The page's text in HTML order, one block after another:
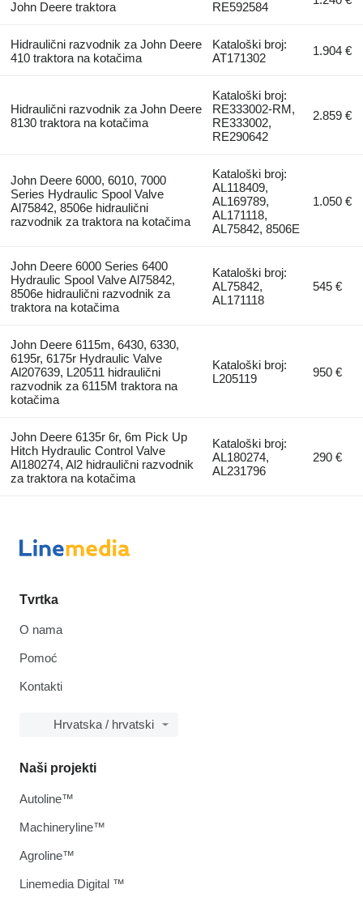
John Deere traktora
RE592584
Hidraulični razvodnik za John Deere
410 traktora na kotačima
Kataloški broj:
AT171302
1.904 €
Hidraulični razvodnik za John Deere
8130 traktora na kotačima
Kataloški broj:
RE333002-RM,
RE333002,
RE290642
2.859 €
John Deere 6000, 6010, 7000
Series Hydraulic Spool Valve
Al75842, 8506e hidraulični
razvodnik za traktora na kotačima
Kataloški broj:
AL118409,
AL169789,
AL171118,
AL75842, 8506E
1.050 €
John Deere 6000 Series 6400
Hydraulic Spool Valve Al75842,
8506e hidraulični razvodnik za
traktora na kotačima
Kataloški broj:
AL75842,
AL171118
545 €
John Deere 6115m, 6430, 6330,
6195r, 6175r Hydraulic Valve
Al207639, L20511 hidraulični
razvodnik za 6115M traktora na
kotačima
Kataloški broj:
L205119
950 €
John Deere 6135r 6r, 6m Pick Up
Hitch Hydraulic Control Valve
Al180274, Al2 hidraulični razvodnik
za traktora na kotačima
Kataloški broj:
AL180274,
AL231796
290 €
Tvrtka
O nama
Pomoć
Kontakti
Hrvatska / hrvatski
Naši projekti
Autoline™
Machineryline™
Agroline™
Linemedia Digital ™